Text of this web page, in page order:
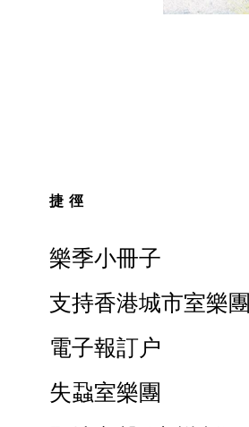
捷徑
樂季小冊子
支持香港城市室樂團
電子報訂户
失蝨室樂團